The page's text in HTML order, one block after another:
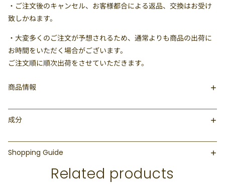
・ご注文後のキャンセル、お客様都合による返品、交換はお受け
致しかねます。
・大変多くのご注文が予想されるため、通常よりも商品の出荷に
お時間をいただく場合がございます。
ご注文順に順次出荷をさせていただきます。
商品情報
成分
Shopping Guide
Related products